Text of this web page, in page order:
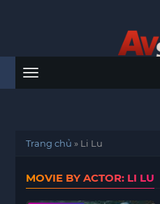
Menu
Trang chủ » Li Lu
MOVIE BY ACTOR: LI LU